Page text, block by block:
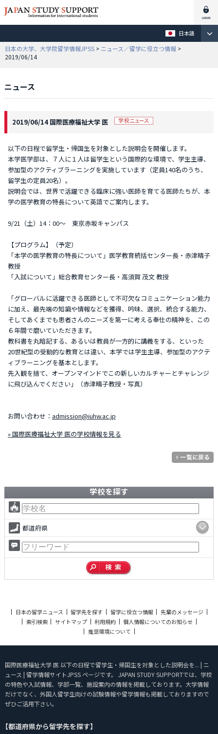
日本語
日本の大学、大学院留学情報JPSS > ニュース／留学に役立つ情報 >
2019/06/14
ニュース
2019/06/14 国際医療福祉大学 医
以下の日程で留学生・帰国生を対象とした説明会を開催します。
本学医学部は、７人に１人は留学生という国際的な環境で、学生主導、
参加型のアクティブラーニングを実施しています（定員140名のうち、
留学生の定員20名）。
説明会では、世界で活躍できる臨床に強い医師を育てる医師たちが、本
学の医学教育の特長について英語でご案内します。
9/21（土）14：00～ 東京赤坂キャンパス
【プログラム】（予定）
「本学の医学教育の特長について」医学教育統括センター長・赤津晴子
教授
「入試について」総合教育センター長・高須賀 茂文 教授
「グローバルに活躍できる医師として不可欠なコミュニケーション能力
に加え、最先端の知識や情報などを獲得、吟味、選択、統合する能力、
そしてあくまでも患者さんのニーズを第一に考える奉仕の精神を、この
６年間で磨いていただきます。
教科書を丸暗記する、あるいは教員が一方的に講義をする、といった
20世紀型の受動的な教育とは違い、本学では学生主導、参加型のアクテ
ィブラーニングを基本とします。
先入観を捨て、オープンマインドでこの新しいカルチャーとチャレンジ
に飛び込んでください」（赤津晴子教授・写真）
お問い合わせ： admission@iuhw.ac.jp
» 国際医療福祉大学 医の学校情報を見る
学校を探す
都道府県
日本の留学ニュース 留学先を探す 留学に役立つ情報
先輩のメッセージ
索引検索
サイトマップ 利用規約
個人情報についてのお知らせ
推奨環境について
国際医療福祉大学 医 以下の日程で留学生・帰国生を対象とした説明会を... | ニ
ュース | 留学情報サイトJPSS ページです。 JAPAN STUDY SUPPORTでは、学校
の特色や入試情報、学部一覧、施設案内の情報を掲載しております。大学情報
だけでなく、外国人留学生向けの試験情報や留学情報も掲載しておりますので
ぜひご活用下さい。
【都道府県から留学先を探す】